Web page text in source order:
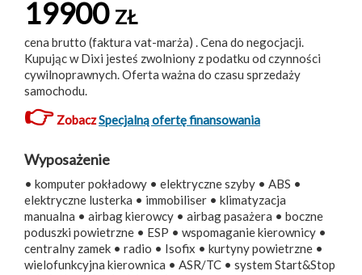
19900 ZŁ
cena brutto (faktura vat-marża) . Cena do negocjacji.
Kupując w Dixi jesteś zwolniony z podatku od czynności
cywilnoprawnych. Oferta ważna do czasu sprzedaży
samochodu.
👉ZobaczSpecjalną ofertę finansowania
Wyposażenie
• komputer pokładowy • elektryczne szyby • ABS •
elektryczne lusterka • immobiliser • klimatyzacja
manualna • airbag kierowcy • airbag pasażera • boczne
poduszki powietrzne • ESP • wspomaganie kierownicy •
centralny zamek • radio • Isofix • kurtyny powietrzne •
wielofunkcyjna kierownica • ASR/TC • system Start&Stop